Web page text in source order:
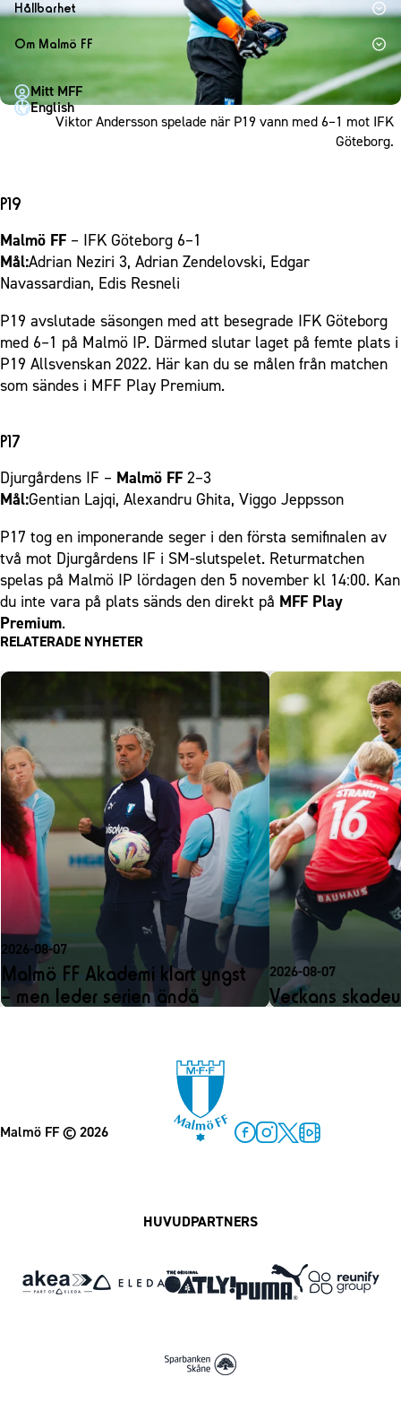
Fotbollsnätverket
P19
P17
F17
Partner dam
Matchdag på Eleda Stadion
MFF-museet & rundvandringar
Konferens
Möte
Mässa
Vanliga frågor om 1910 Event
Hållbarhet
Hållbarhet
Himmelsblå framtid – en match för miljön
MFF i samhället
Laget för alla
Grundskolefotboll mot rasismer
Skolakademier
Fonder
Om Malmö FF
Om Malmö FF
Kontakt
Press och media
Policydokument
Personuppgiftspolicy
Mitt MFF
English
Viktor Andersson spelade när P19 vann med 6–1 mot IFK
Göteborg.
P19
Malmö FF – IFK Göteborg 6–1
Mål:Adrian Neziri 3, Adrian Zendelovski, Edgar
Navassardian, Edis Resneli
P19 avslutade säsongen med att besegrade IFK Göteborg
med 6–1 på Malmö IP. Därmed slutar laget på femte plats i
P19 Allsvenskan 2022. Här kan du se målen från matchen
som sändes i MFF Play Premium.
P17
Djurgårdens IF – Malmö FF 2–3
Mål:Gentian Lajqi, Alexandru Ghita, Viggo Jeppsson
P17 tog en imponerande seger i den första semifinalen av
två mot Djurgårdens IF i SM-slutspelet. Returmatchen
spelas på Malmö IP lördagen den 5 november kl 14:00. Kan
du inte vara på plats sänds den direkt på MFF Play
Premium.
RELATERADE NYHETER
2026-08-07
Malmö FF Akademi klart yngst
– men leder serien ändå
2026-08-07
Veckans
Malmö FF© 2026
HUVUDPARTNERS